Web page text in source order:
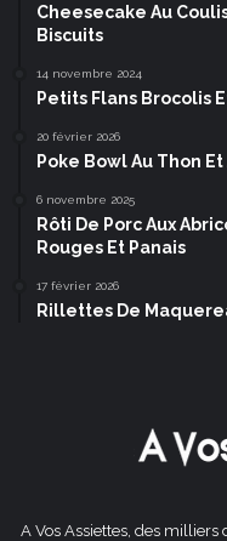
Cheesecake Au
Biscuits
14 novembre 2024
Petits Flans Brocolis
20 février 2026
Poke Bowl Au Thon
6 novembre 2025
Rôti De Porc Aux
Rouges Et Panais
17 février 2026
Rillettes De
A Vos Assiettes, des